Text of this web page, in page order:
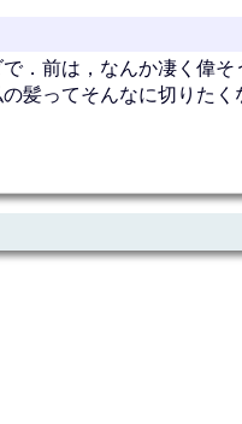
．前は，なんか凄く偉そ
髪ってそんなに切りたく